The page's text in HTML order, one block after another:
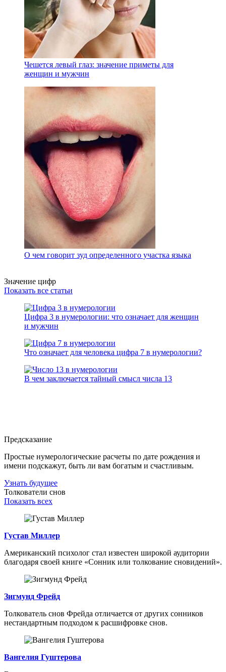
Чешется левый глаз: значение приметы для
женщин и мужчин
О чем говорит зуд определенного участка языка
Значение цифр
Показать все статьи
Цифра 3 в нумерологии: что означает для женщин
и мужчин
Что означает для человека цифра 7 в нумерологии?
В чем заключается тайный смысл числа 13
Предсказание
Простые нумерологические расчеты по дате рождения и
имени подскажут, быть ли вам богатым и счастливым.
Узнать будущее
Толкователи снов
Показать всех
Густав Миллер
Американский психолог стал известен широкой аудитории
благодаря своей книге «Сонник или толкование сновидений».
Зигмунд Фрейд
Толкователь снов Фрейда отличается от других сонников
нестандартным подходом к расшифровке снов.
Вангелия Гуштерова